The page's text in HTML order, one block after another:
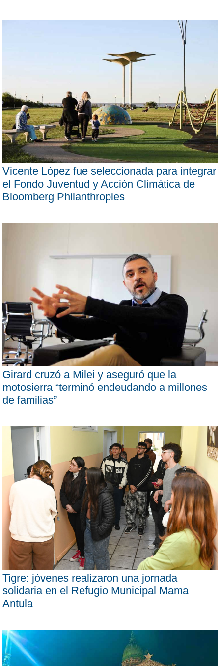
Vicente López fue seleccionada para integrar
el Fondo Juventud y Acción Climática de
Bloomberg Philanthropies
Girard cruzó a Milei y aseguró que la
motosierra “terminó endeudando a millones
de familias”
Tigre: jóvenes realizaron una jornada
solidaria en el Refugio Municipal Mama
Antula